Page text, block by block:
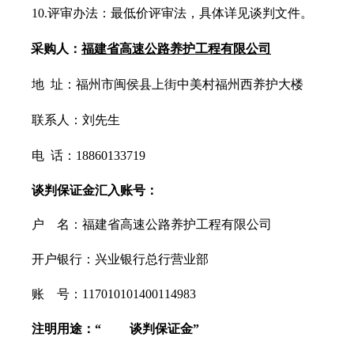
10.评审办法： 最低价评审法 ，具体详见谈判文件。
采购人：福建省高速公路养护工程有限公司
地 址：福州市闽侯县上街中美村福州西养护大楼
联系人：刘先生
电 话：18860133719
谈判保证金汇入账号：
户 名：福建省高速公路养护工程有限公司
开户银行：兴业银行总行营业部
账 号：117010101400114983
注明用途： “ 谈判保证金”